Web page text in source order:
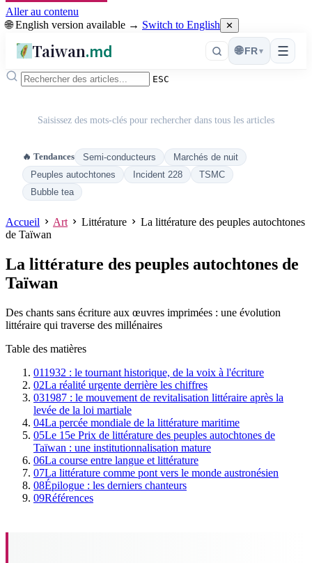
Aller au contenu
🌐 English version available → Switch to English ✕
Taiwan.md ☰
🌐 FR ▾
ESC
Saisissez des mots-clés pour rechercher dans tous les articles
🔥 Tendances Semi-conducteurs
Marchés de nuit
Peuples autochtones
Incident 228
TSMC
Bubble tea
Accueil Art Littérature
La littérature des peuples autochtones
de Taïwan
La littérature des peuples autochtones de
Taïwan
Des chants sans écriture aux œuvres imprimées : une évolution
littéraire qui traverse des millénaires
Table des matières
011932 : le tournant historique, de la voix à l'écriture
02La réalité urgente derrière les chiffres
031987 : le mouvement de revitalisation littéraire après la
levée de la loi martiale
04La percée mondiale de la littérature maritime
05Le 15e Prix de littérature des peuples autochtones de
Taïwan : une institutionnalisation mature
06La course entre langue et littérature
07La littérature comme pont vers le monde austronésien
08Épilogue : les derniers chanteurs
09Références